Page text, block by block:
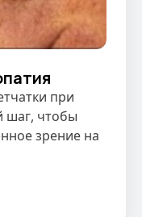
при
шаг, чтобы
зрение на